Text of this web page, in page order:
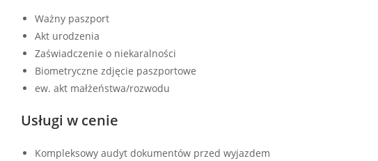
Ważny paszport
Akt urodzenia
Zaświadczenie o niekaralności
Biometryczne zdjęcie paszportowe
ew. akt małżeństwa/rozwodu
Usługi w cenie
Kompleksowy audyt dokumentów przed wyjazdem